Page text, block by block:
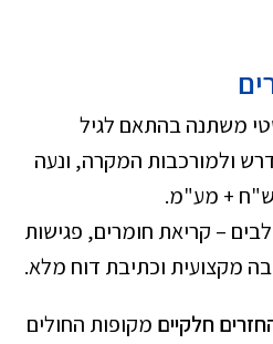
משתנה בהתאם לגיל
ולמורכבות המקרה, ונעה
– קריאת חומרים, פגישות
מקצועית וכתיבת דוח מלא.
חלקיים מקופות החולים